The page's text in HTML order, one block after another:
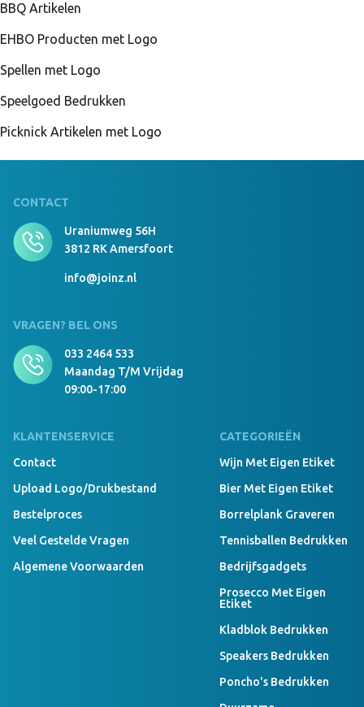
BBQ Artikelen
EHBO Producten met Logo
Spellen met Logo
Speelgoed Bedrukken
Picknick Artikelen met Logo
CONTACT
Uraniumweg 56H
3812 RK Amersfoort
info@joinz.nl
VRAGEN? BEL ONS
033 2464 533
Maandag T/m Vrijdag
09:00-17:00
KLANTENSERVICE
Contact
Upload Logo/drukbestand
Bestelproces
Veel Gestelde Vragen
Algemene Voorwaarden
CATEGORIEËN
Wijn Met Eigen Etiket
Bier Met Eigen Etiket
Borrelplank Graveren
Tennisballen Bedrukken
Bedrijfsgadgets
Prosecco Met Eigen
Etiket
Kladblok Bedrukken
Speakers Bedrukken
Poncho's Bedrukken